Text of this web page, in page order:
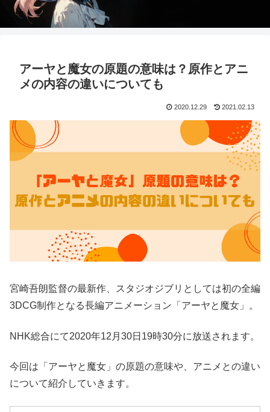
アーヤと魔女の原題の意味は？原作とアニ
メの内容の違いについても
2020.12.29 2021.02.13
宮崎吾朗監督の最新作、スタジオジブリとしては初の全編
3DCG制作となる長編アニメーション「アーヤと魔女」。
NHK総合にて2020年12月30日19時30分に放送されます。
今回は「アーヤと魔女」の原題の意味や、アニメとの違い
について紹介していきます。